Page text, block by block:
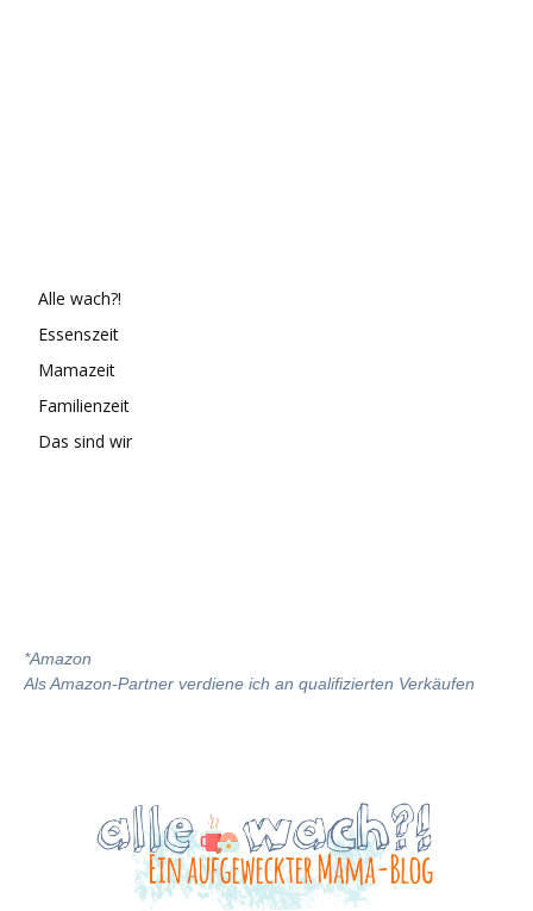
Alle wach?!
Essenszeit
Mamazeit
Familienzeit
Das sind wir
*Amazon
Als Amazon-Partner verdiene ich an qualifizierten Verkäufen